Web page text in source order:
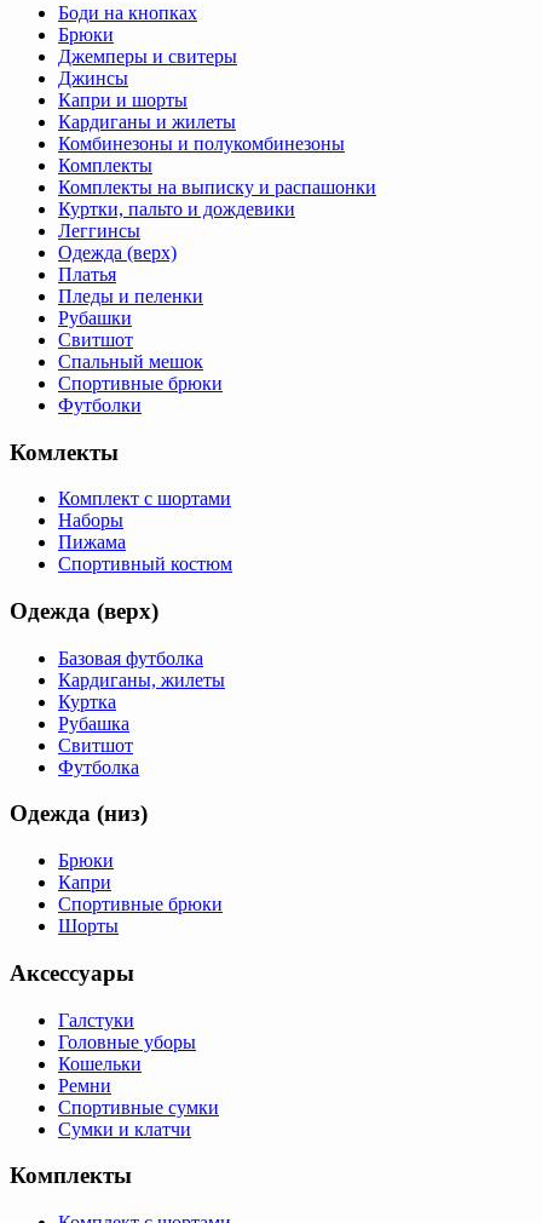
Боди на кнопках
Брюки
Джемперы и свитеры
Джинсы
Капри и шорты
Кардиганы и жилеты
Комбинезоны и полукомбинезоны
Комплекты
Комплекты на выписку и распашонки
Куртки, пальто и дождевики
Леггинсы
Одежда (верх)
Платья
Пледы и пеленки
Рубашки
Свитшот
Спальный мешок
Спортивные брюки
Футболки
Комлекты
Комплект с шортами
Наборы
Пижама
Спортивный костюм
Одежда (верх)
Базовая футболка
Кардиганы, жилеты
Куртка
Рубашка
Свитшот
Футболка
Одежда (низ)
Брюки
Капри
Спортивные брюки
Шорты
Аксессуары
Галстуки
Головные уборы
Кошельки
Ремни
Спортивные сумки
Сумки и клатчи
Комплекты